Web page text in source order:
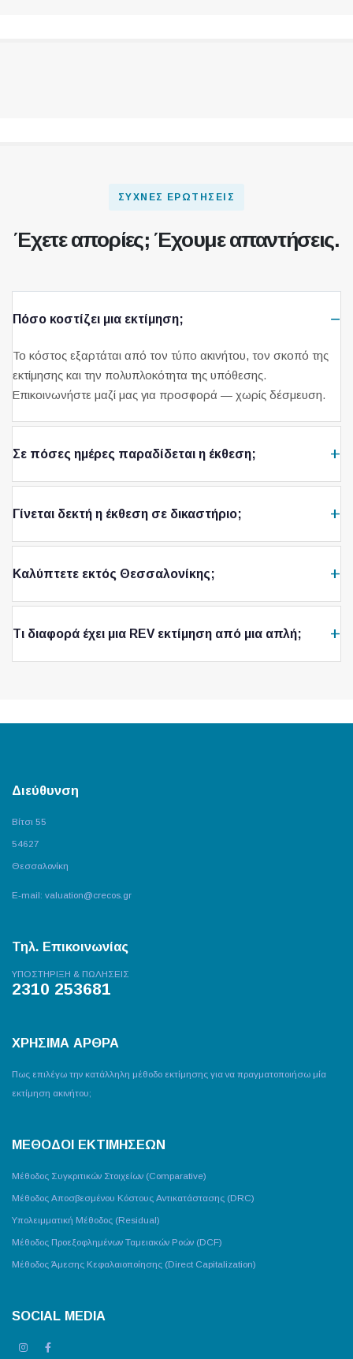
ΣΥΧΝΈΣ ΕΡΩΤΉΣΕΙΣ
Έχετε απορίες; Έχουμε απαντήσεις.
Πόσο κοστίζει μια εκτίμηση;
Το κόστος εξαρτάται από τον τύπο ακινήτου, τον σκοπό της
εκτίμησης και την πολυπλοκότητα της υπόθεσης.
Επικοινωνήστε μαζί μας για προσφορά — χωρίς δέσμευση.
Σε πόσες ημέρες παραδίδεται η έκθεση;
Γίνεται δεκτή η έκθεση σε δικαστήριο;
Καλύπτετε εκτός Θεσσαλονίκης;
Τι διαφορά έχει μια REV εκτίμηση από μια απλή;
Διεύθυνση
Βίτσι 55
54627
Θεσσαλονίκη
E-mail: valuation@crecos.gr
Τηλ. Επικοινωνίας
ΥΠΟΣΤΗΡΙΞΗ & ΠΩΛΗΣΕΙΣ
2310 253681
ΧΡΗΣΙΜΑ ΑΡΘΡΑ
Πως επιλέγω την κατάλληλη μέθοδο εκτίμησης για να πραγματοποιήσω μία
εκτίμηση ακινήτου;
ΜΕΘΟΔΟΙ ΕΚΤΙΜΗΣΕΩΝ
Μέθοδος Συγκριτικών Στοιχείων (Comparative)
Μέθοδος Αποσβεσμένου Κόστους Αντικατάστασης (DRC)
Υπολειμματική Μέθοδος (Residual)
Μέθοδος Προεξοφλημένων Ταμειακών Ροών (DCF)
Μέθοδος Άμεσης Κεφαλαιοποίησης (Direct Capitalization)
SOCIAL MEDIA